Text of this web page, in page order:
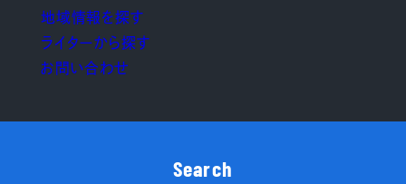
地域情報を探す
ライターから探す
お問い合わせ
Search